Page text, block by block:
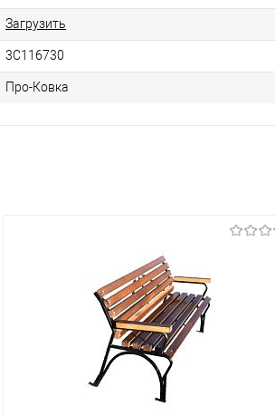
Загрузить
3С116730
Про-Ковка